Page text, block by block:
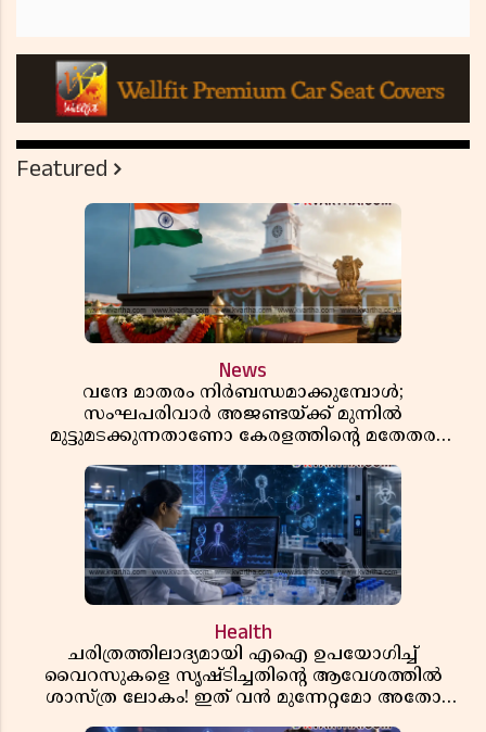
Featured
News
വന്ദേ മാതരം നിർബന്ധമാക്കുമ്പോൾ;
സംഘപരിവാർ അജണ്ടയ്ക്ക് മുന്നിൽ
മുട്ടുമടക്കുന്നതാണോ കേരളത്തിന്റെ മതേതര
Health
ചരിത്രത്തിലാദ്യമായി എഐ ഉപയോഗിച്ച്
വൈറസുകളെ സൃഷ്ടിച്ചതിന്റെ ആവേശത്തിൽ
ശാസ്ത്ര ലോകം! ഇത് വൻ മുന്നേറ്റമോ അതോ